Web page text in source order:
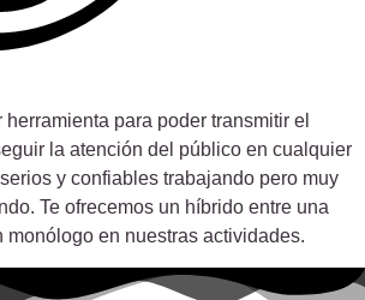
para poder transmitir el
la atención del público en cualquier
y confiables trabajando pero muy
Te ofrecemos un híbrido entre una
monólogo en nuestras actividades.